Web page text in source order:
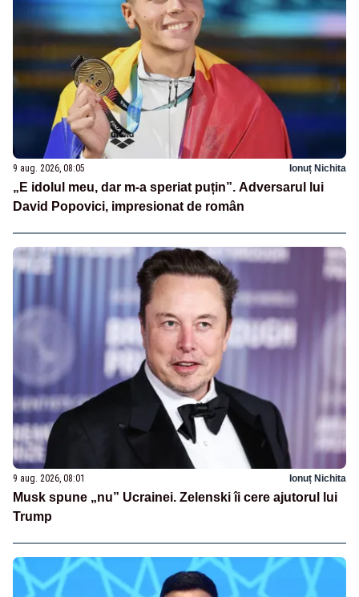
9 aug. 2026, 08:05 Ionuț Nichita
„E idolul meu, dar m-a speriat puțin”. Adversarul lui
David Popovici, impresionat de român
9 aug. 2026, 08:01 Ionuț Nichita
Musk spune „nu” Ucrainei. Zelenski îi cere ajutorul lui
Trump